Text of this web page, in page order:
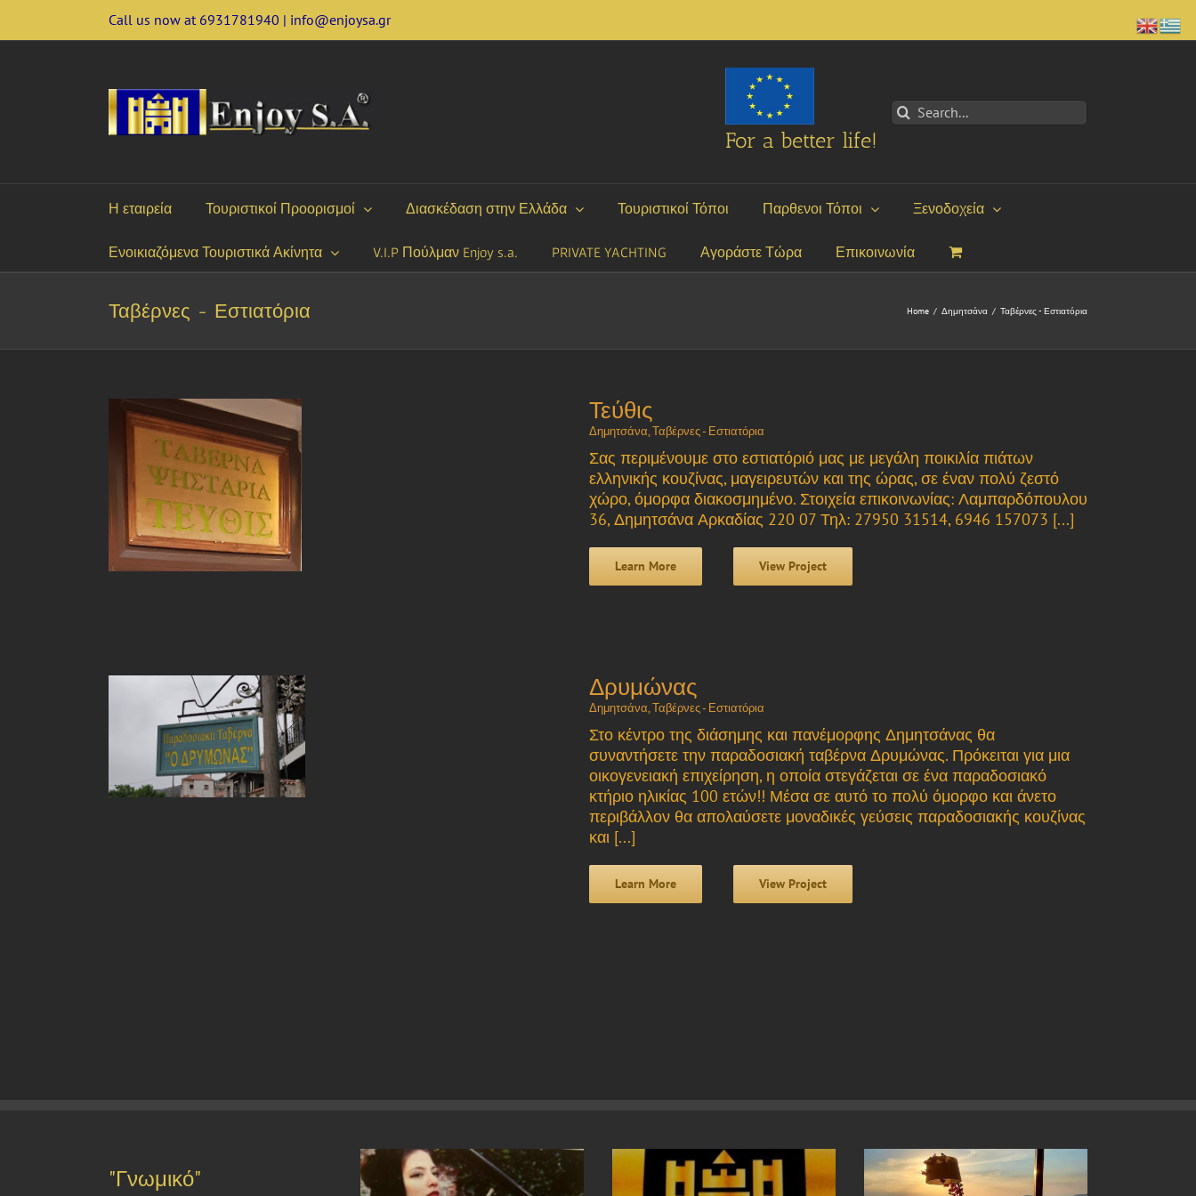
Call us now at 6931781940 | info@enjoysa.gr
For a better life!
Search
for:
Η εταιρεία Τουριστικοί Προορισμοί Διασκέδαση στην Ελλάδα Τουριστικοί Τόποι Παρθενοι Τόποι Ξενοδοχεία
Ενοικιαζόμενα Τουριστικά Ακίνητα V.I.P Πούλμαν Enjoy s.a. PRIVATE YACHTING Αγοράστε Τώρα Επικοινωνία
Ταβέρνες - Εστιατόρια Home / Δημητσάνα / Ταβέρνες - Εστιατόρια
Τεύθις
Δημητσάνα,Ταβέρνες - Εστιατόρια
Σας περιμένουμε στο εστιατόριό μας με μεγάλη ποικιλία πιάτων
ελληνικής κουζίνας, μαγειρευτών και της ώρας, σε έναν πολύ ζεστό
χώρο, όμορφα διακοσμημένο. Στοιχεία επικοινωνίας: Λαμπαρδόπουλου
36, Δημητσάνα Αρκαδίας 220 07 Τηλ: 27950 31514, 6946 157073 [...]
Learn More View Project
Δρυμώνας
Δημητσάνα,Ταβέρνες - Εστιατόρια
Στο κέντρο της διάσημης και πανέμορφης Δημητσάνας θα
συναντήσετε την παραδοσιακή ταβέρνα Δρυμώνας. Πρόκειται για μια
οικογενειακή επιχείρηση, η οποία στεγάζεται σε ένα παραδοσιακό
κτήριο ηλικίας 100 ετών!! Μέσα σε αυτό το πολύ όμορφο και άνετο
περιβάλλον θα απολαύσετε μοναδικές γεύσεις παραδοσιακής κουζίνας
και [...]
Learn More View Project
"Γνωμικό"